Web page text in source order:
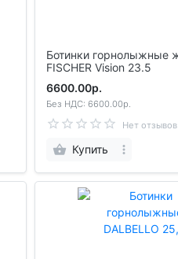
Ботинки горнолыжные женские
FISCHER Vision 23.5
6600.00р.
Без НДС: 6600.00р.
Нет отзывов
Купить